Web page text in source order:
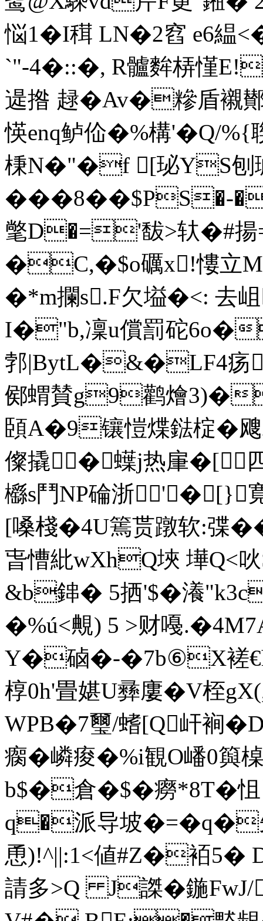
悩1�I穁 LN�2窞 e6緼
`"-4�::�, R髗麰梇慬
遈揝 趢�Av�糝盾
愥enq鲈佡�%構
棅N�"�f [珌YS
���8��$PS�-
氅D�='馛>轪�#
�C,�$o礪x!慺立M
�*m攔s.F欠塧�<: 去
I�"b,凜u償罰砣6o�
郣|BytL�&�LF4疡
鄇蝟賛g9鹳燴3)�
頣A�9镶愷煠鍅椗�
儏撬�蠂j热肁�
櫾s鬥NP碖浙
[嗓棧�4U篶贳蹾软:弽
旾慒紕wXhQ埉 墷
&b鋛� 5拪'$�瀁
�%ú<覥) 5 >财嘠.�4
Y�硵�-�7b⑥Χ褨€h
椁0h'畳媅U彞廔�V桎
WРB�7璽/螧[Q屽
瘸�嶙痠�%i観O嶓0
b$�倉�$� 癆*8T�
q�派导坡�= �q�
恿)!^||:1<値#Z�袹
請多>Q J謋�鍦